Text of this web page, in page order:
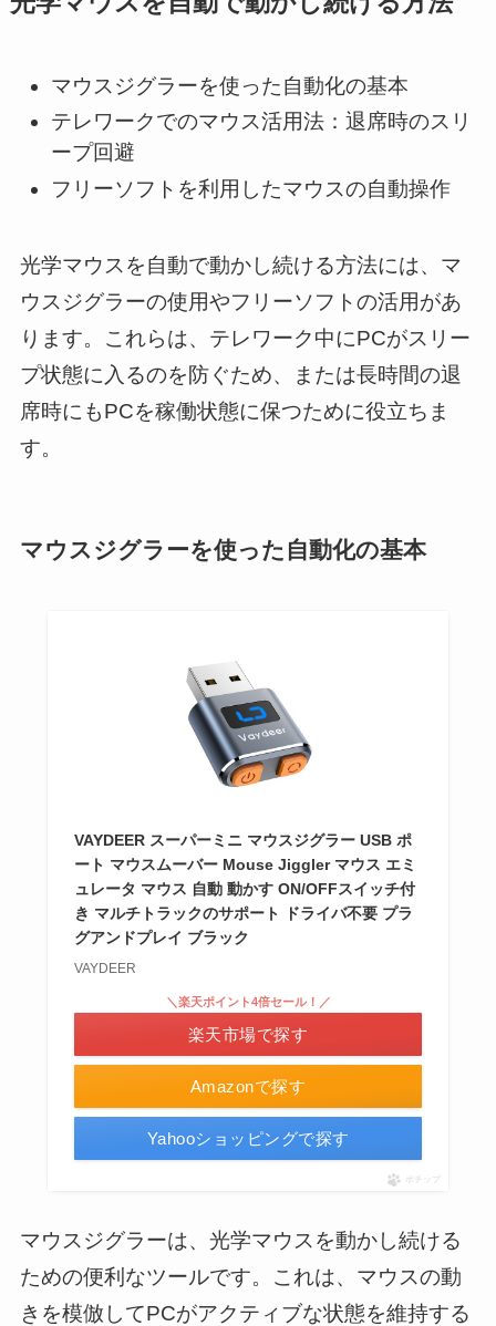
マウスジグラーを使った自動化の基本
テレワークでのマウス活用法：退席時のスリ
ープ回避
フリーソフトを利用したマウスの自動操作
光学マウスを自動で動かし続ける方法には、マ
ウスジグラーの使用やフリーソフトの活用があ
ります。これらは、テレワーク中にPCがスリー
プ状態に入るのを防ぐため、または長時間の退
席時にもPCを稼働状態に保つために役立ちま
す。
マウスジグラーを使った自動化の基本
VAYDEER スーパーミニ マウスジグラー USB ポ
ート マウスムーバー Mouse Jiggler マウス エミ
ュレータ マウス 自動 動かす ON/OFFスイッチ付
き マルチトラックのサポート ドライバ不要 プラ
グアンドプレイ ブラック
VAYDEER
Amazonで探す
＼楽天ポイント4倍セール！／
楽天市場で探す
Yahooショッピングで探す
ポチップ
マウスジグラーは、光学マウスを動かし続ける
ための便利なツールです。これは、マウスの動
きを模倣してPCがアクティブな状態を維持する